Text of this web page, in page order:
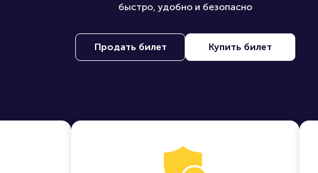
быстро, удобно и безопасно
Продать билет Купить билет